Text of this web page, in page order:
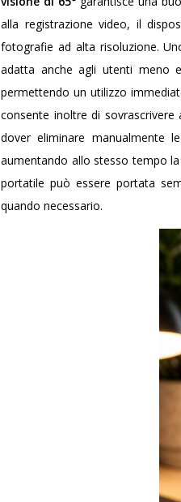
alla registrazione video, il
fotografie ad alta risoluzione.
adatta anche agli utenti meno
permettendo un utilizzo
consente inoltre di
dover eliminare manualmente
aumentando allo stesso tempo
portatile può essere portata
quando necessario.